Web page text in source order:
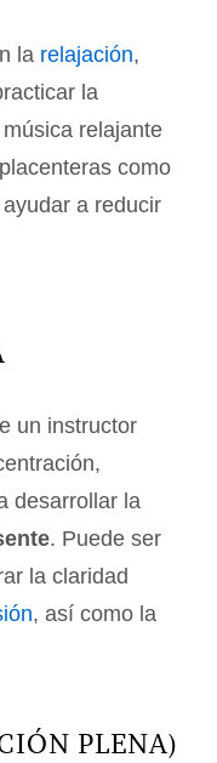
la relajación,
la
relajante
como
a reducir
un instructor
desarrollar la
. Puede ser
la claridad
, así como la
PLENA)